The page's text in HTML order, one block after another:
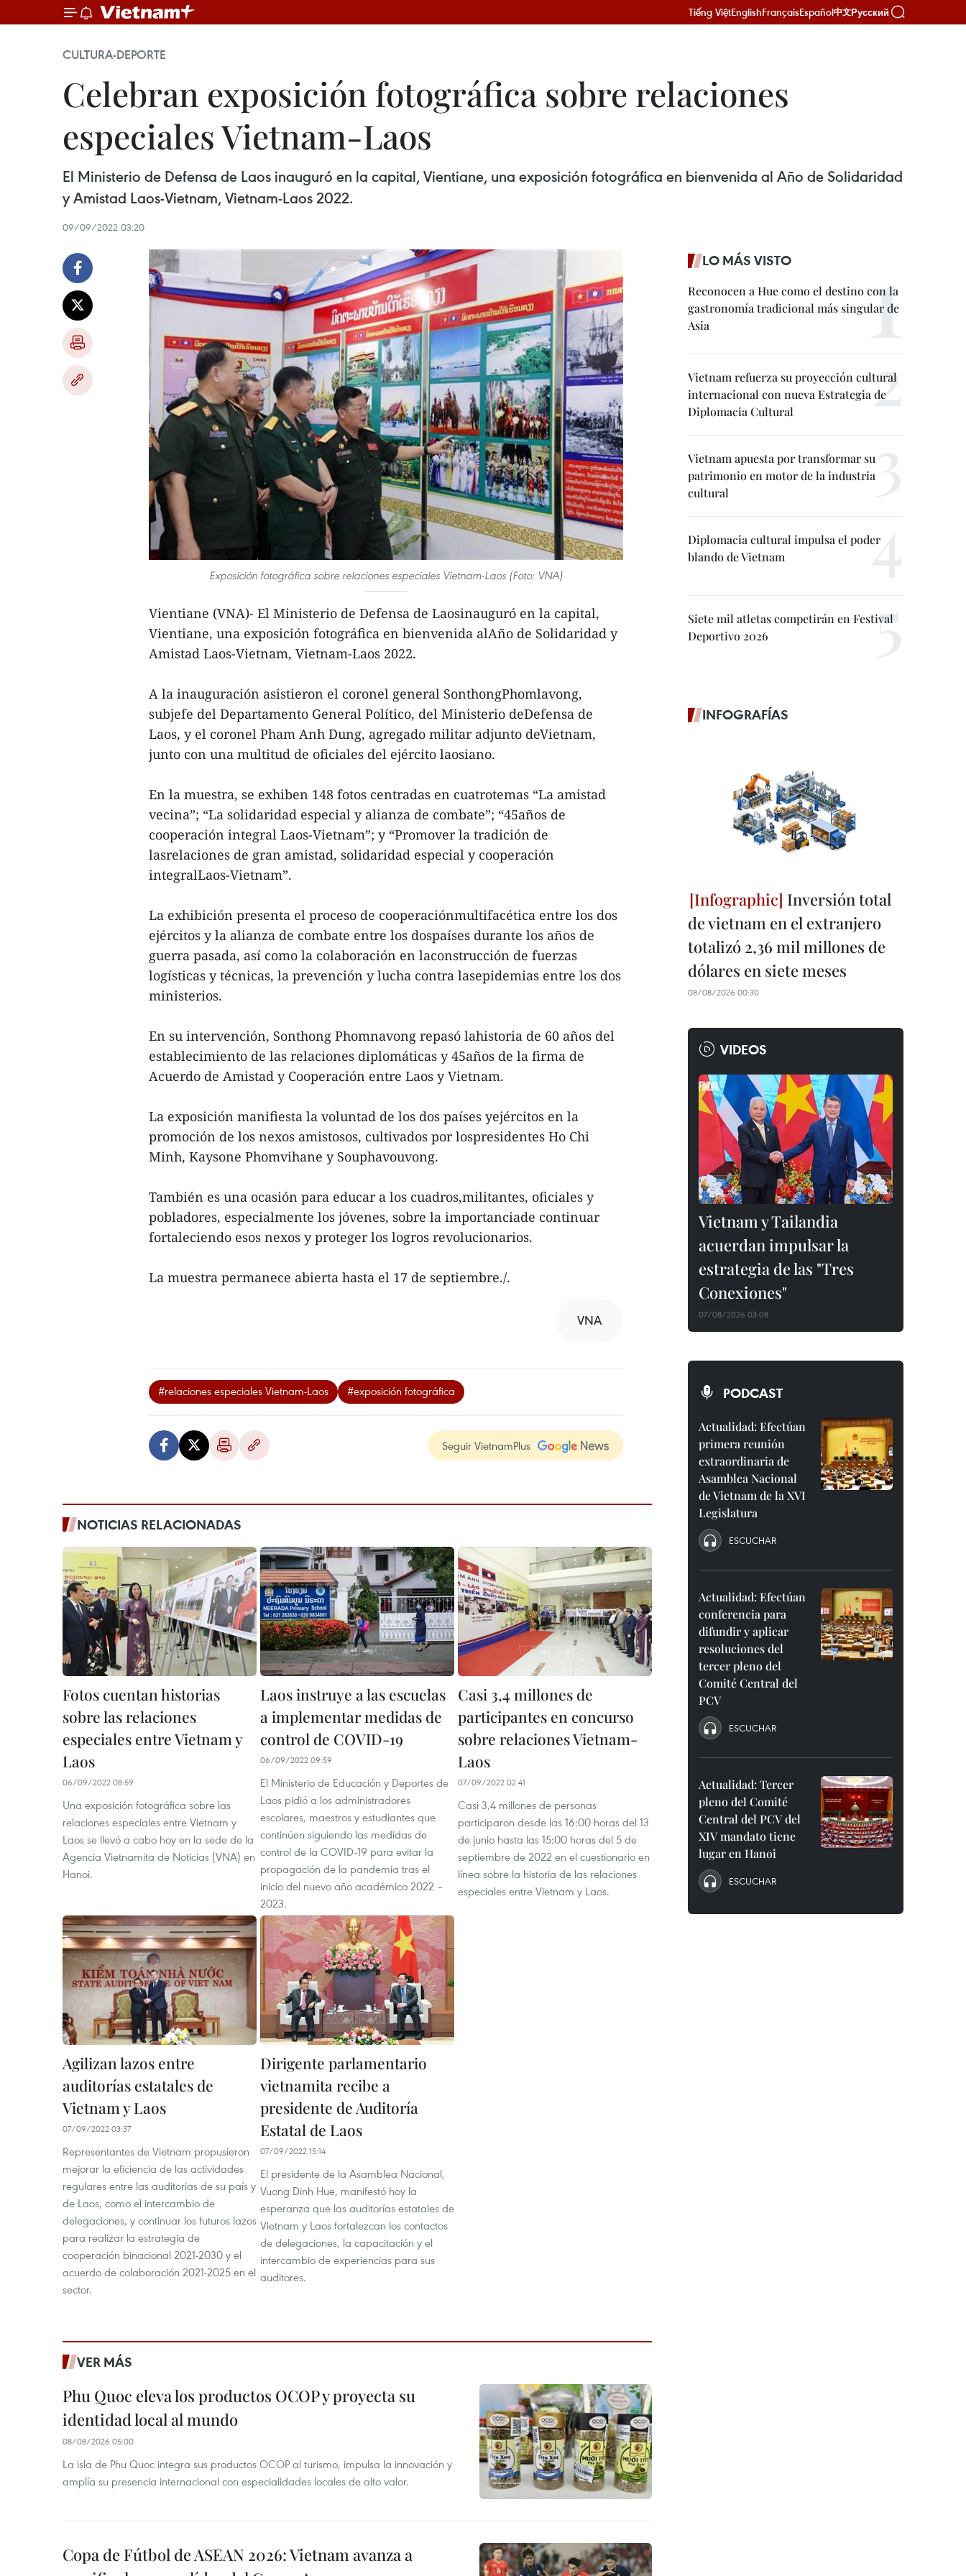
Tiếng ViệtEnglishFrançaisEspañol中文Русский
CULTURA-DEPORTE
Celebran exposición fotográfica sobre relaciones
especiales Vietnam-Laos
El Ministerio de Defensa de Laos inauguró en la capital, Vientiane, una exposición fotográfica en bienvenida al Año de Solidaridad
y Amistad Laos-Vietnam, Vietnam-Laos 2022.
09/09/2022 03:20
Exposición fotográfica sobre relaciones especiales Vietnam-Laos (Foto: VNA)
Vientiane (VNA)- El Ministerio de Defensa de Laosinauguró en la capital,
Vientiane, una exposición fotográfica en bienvenida alAño de Solidaridad y
Amistad Laos-Vietnam, Vietnam-Laos 2022.
A la inauguración asistieron el coronel general SonthongPhomlavong,
subjefe del Departamento General Político, del Ministerio deDefensa de
Laos, y el coronel Pham Anh Dung, agregado militar adjunto deVietnam,
junto con una multitud de oficiales del ejército laosiano.
En la muestra, se exhiben 148 fotos centradas en cuatrotemas “La amistad
vecina”; “La solidaridad especial y alianza de combate”; “45años de
cooperación integral Laos-Vietnam”; y “Promover la tradición de
lasrelaciones de gran amistad, solidaridad especial y cooperación
integralLaos-Vietnam”.
La exhibición presenta el proceso de cooperaciónmultifacética entre los dos
ejércitos y la alianza de combate entre los dospaíses durante los años de
guerra pasada, así como la colaboración en laconstrucción de fuerzas
logísticas y técnicas, la prevención y lucha contra lasepidemias entre los dos
ministerios.
En su intervención, Sonthong Phomnavong repasó lahistoria de 60 años del
establecimiento de las relaciones diplomáticas y 45años de la firma de
Acuerdo de Amistad y Cooperación entre Laos y Vietnam.
La exposición manifiesta la voluntad de los dos países yejércitos en la
promoción de los nexos amistosos, cultivados por lospresidentes Ho Chi
Minh, Kaysone Phomvihane y Souphavouvong.
También es una ocasión para educar a los cuadros,militantes, oficiales y
pobladores, especialmente los jóvenes, sobre la importanciade continuar
fortaleciendo esos nexos y proteger los logros revolucionarios.
La muestra permanece abierta hasta el 17 de septiembre./.
VNA
#relaciones especiales Vietnam-Laos #exposición fotográfica
Seguir VietnamPlus
NOTICIAS RELACIONADAS
Fotos cuentan historias
sobre las relaciones
especiales entre Vietnam y
Laos
06/09/2022 08:59
Una exposición fotográfica sobre las
relaciones especiales entre Vietnam y
Laos se llevó a cabo hoy en la sede de la
Agencia Vietnamita de Noticias (VNA) en
Hanoi.
Laos instruye a las escuelas
a implementar medidas de
control de COVID-19
06/09/2022 09:59
El Ministerio de Educación y Deportes de
Laos pidió a los administradores
escolares, maestros y estudiantes que
continúen siguiendo las medidas de
control de la COVID-19 para evitar la
propagación de la pandemia tras el
inicio del nuevo año académico 2022 –
2023.
Casi 3,4 millones de
participantes en concurso
sobre relaciones Vietnam-
Laos
07/09/2022 02:41
Casi 3,4 millones de personas
participaron desde las 16:00 horas del 13
de junio hasta las 15:00 horas del 5 de
septiembre de 2022 en el cuestionario en
línea sobre la historia de las relaciones
especiales entre Vietnam y Laos.
Agilizan lazos entre
auditorías estatales de
Vietnam y Laos
07/09/2022 03:37
Representantes de Vietnam propusieron
mejorar la eficiencia de las actividades
regulares entre las auditorias de su país y
de Laos, como el intercambio de
delegaciones, y continuar los futuros lazos
para realizar la estrategia de
cooperación binacional 2021-2030 y el
acuerdo de colaboración 2021-2025 en el
sector.
Dirigente parlamentario
vietnamita recibe a
presidente de Auditoría
Estatal de Laos
07/09/2022 15:14
El presidente de la Asamblea Nacional,
Vuong Dinh Hue, manifestó hoy la
esperanza que las auditorías estatales de
Vietnam y Laos fortalezcan los contactos
de delegaciones, la capacitación y el
intercambio de experiencias para sus
auditores.
VER MÁS
Phu Quoc eleva los productos OCOP y proyecta su
identidad local al mundo
08/08/2026 05:00
La isla de Phu Quoc integra sus productos OCOP al turismo, impulsa la innovación y
amplía su presencia internacional con especialidades locales de alto valor.
Copa de Fútbol de ASEAN 2026: Vietnam avanza a
LO MÁS VISTO
Reconocen a Hue como el destino con la
gastronomía tradicional más singular de
Asia
Vietnam refuerza su proyección cultural
internacional con nueva Estrategia de
Diplomacia Cultural
Vietnam apuesta por transformar su
patrimonio en motor de la industria
cultural
Diplomacia cultural impulsa el poder
blando de Vietnam
Siete mil atletas competirán en Festival
Deportivo 2026
INFOGRAFÍAS
Inversión total
de vietnam en el extranjero
totalizó 2,36 mil millones de
dólares en siete meses
08/08/2026 00:30
VIDEOS
Vietnam y Tailandia
acuerdan impulsar la
estrategia de las "Tres
Conexiones"
07/08/2026 03:08
PODCAST
Actualidad: Efectúan
primera reunión
extraordinaria de
Asamblea Nacional
de Vietnam de la XVI
Legislatura
ESCUCHAR
Actualidad: Efectúan
conferencia para
difundir y aplicar
resoluciones del
tercer pleno del
Comité Central del
PCV
ESCUCHAR
Actualidad: Tercer
pleno del Comité
Central del PCV del
XIV mandato tiene
lugar en Hanoi
ESCUCHAR